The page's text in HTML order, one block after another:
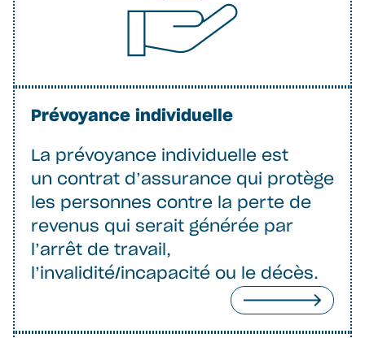
Prévoyance individuelle
La prévoyance individuelle est
un contrat d’assurance qui protège
les personnes contre la perte de
revenus qui serait générée par
l’arrêt de travail,
l’invalidité/incapacité ou le décès.